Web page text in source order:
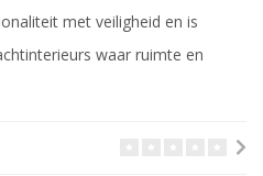
met veiligheid en is
waar ruimte en